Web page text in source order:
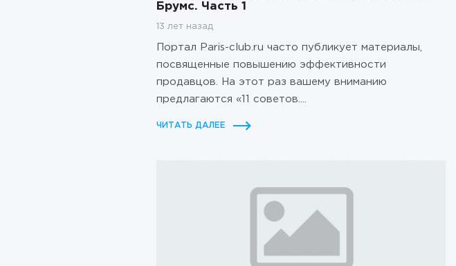
Брумс. Часть 1
13 лет назад
Портал Paris-club.ru часто публикует материалы,
посвященные повышению эффективности
продавцов. На этот раз вашему вниманию
предлагаются «11 советов....
ЧИТАТЬ ДАЛЕЕ